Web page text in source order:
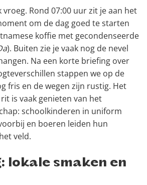
vroeg. Rond 07:00 uur zit je aan het
om de dag goed te starten
koffie met gecondenseerde
). Buiten zie je vaak nog de nevel
Na een korte briefing over
stappen we op de
fris en de wegen zijn rustig. Het
is vaak genieten van het
schoolkinderen in uniform
en boeren leiden hun
veld.
lokale smaken en